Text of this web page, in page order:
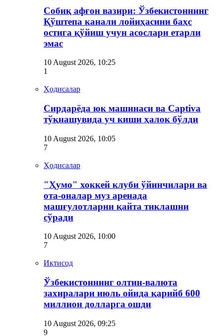
Собиқ афғон вазири: Ўзбекистоннинг
Қўштепа канали лойиҳасини баҳс
остига қўйиш учун асослари етарли
эмас
10 August 2026, 10:25
1
Ҳодисалар
Сирдарёда юк машинаси ва Captiva
тўқнашувида уч киши ҳалок бўлди
10 August 2026, 10:05
7
Ҳодисалар
"Ҳумо" хоккей клуби ўйинчилари ва
ота-оналар муз аренада
машғулотларни қайта тиклашни
сўради
10 August 2026, 10:00
7
Иқтисод
Ўзбекистоннинг олтин-валюта
захиралари июль ойида қарийб 600
миллион долларга ошди
10 August 2026, 09:25
9